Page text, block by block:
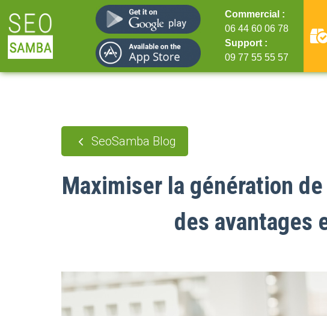
Commercial :
06 44 60 06 78
Support :
09 77 55 55 57
SeoSamba Blog
Maximiser la génération
des avantages